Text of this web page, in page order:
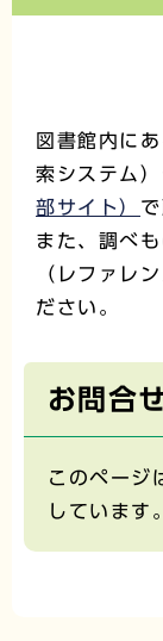
か
図書館内に
索システム）
部サイト）
また、調べ
（レファレ
ださい。
お問合
このページ
しています。